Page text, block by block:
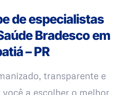
de especialistas
Bradesco em
– PR
transparente e
a escolher o melhor